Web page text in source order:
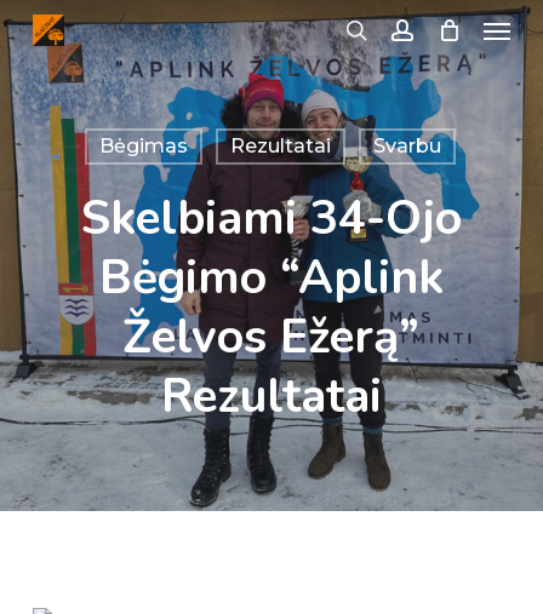
Skip
to
main
content
searchaccount
Menu
Bėgimas Rezultatai Svarbu
Skelbiami 34-Ojo
Bėgimo “Aplink
Želvos Ežerą”
Rezultatai